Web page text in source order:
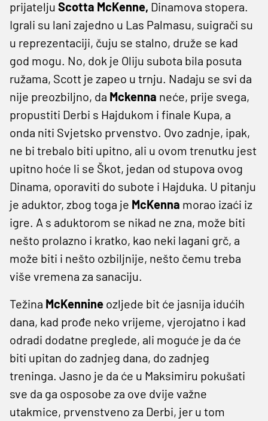
prijatelju Scotta McKenne, Dinamova stopera.
Igrali su lani zajedno u Las Palmasu, suigrači su
u reprezentaciji, čuju se stalno, druže se kad
god mogu. No, dok je Oliju subota bila posuta
ružama, Scott je zapeo u trnju. Nadaju se svi da
nije preozbiljno, da Mckenna neće, prije svega,
propustiti Derbi s Hajdukom i finale Kupa, a
onda niti Svjetsko prvenstvo. Ovo zadnje, ipak,
ne bi trebalo biti upitno, ali u ovom trenutku jest
upitno hoće li se Škot, jedan od stupova ovog
Dinama, oporaviti do subote i Hajduka. U pitanju
je aduktor, zbog toga je McKenna morao izaći iz
igre. A s aduktorom se nikad ne zna, može biti
nešto prolazno i kratko, kao neki lagani grč, a
može biti i nešto ozbiljnije, nešto čemu treba
više vremena za sanaciju.
Težina McKennine ozljede bit će jasnija idućih
dana, kad prođe neko vrijeme, vjerojatno i kad
odradi dodatne preglede, ali moguće je da će
biti upitan do zadnjeg dana, do zadnjeg
treninga. Jasno je da će u Maksimiru pokušati
sve da ga osposobe za ove dvije važne
utakmice, prvenstveno za Derbi, jer u tom